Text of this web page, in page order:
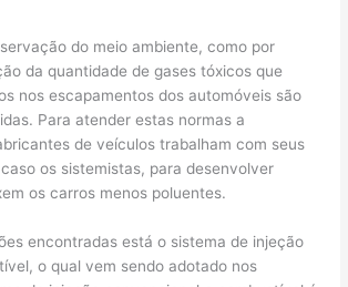
do meio ambiente, como por
da quantidade de gases tóxicos que
nos escapamentos dos automóveis são
Para atender estas normas a
de veículos trabalham com seus
os sistemistas, para desenvolver
os carros menos poluentes.
encontradas está o sistema de injeção
o qual vem sendo adotado nos